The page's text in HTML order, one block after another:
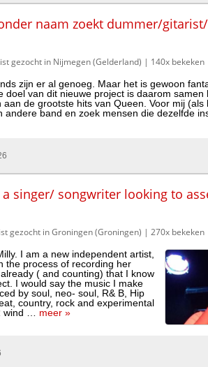
naam zoekt dummer/
gezocht in Nijmegen (Gelderland) | 140x bekeken
zijn er al genoeg. Maar het is gewoon
doel van dit nieuwe project is daarom samen
de grootste hits van Queen. Voor mij (als
andere band en zoek mensen die dezelfde
a singer/ songwriter looking to
gezocht in Groningen (Groningen) | 270x bekeken
I am a new independent artist,
the process of recording her
( and counting) that I know
I would say the music I make
by soul, neo- soul, R& B, Hip
country, rock and experimental
wind … meer »